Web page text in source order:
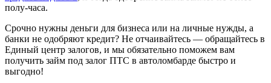
полу-часа.
Срочно нужны деньги для бизнеса или на личные нужды, а
банки не одобряют кредит? Не отчаивайтесь — обращайтесь в
Единый центр залогов, и мы обязательно поможем вам
получить займ под залог ПТС в автоломбарде быстро и
выгодно!